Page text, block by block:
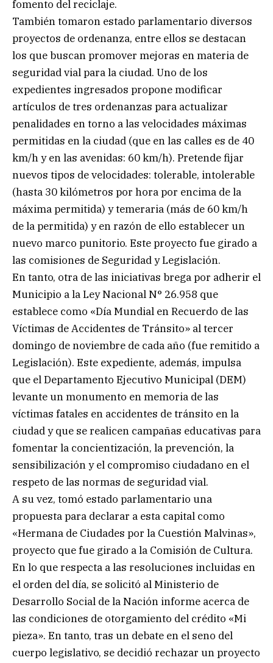
fomento del reciclaje.
También tomaron estado parlamentario diversos
proyectos de ordenanza, entre ellos se destacan
los que buscan promover mejoras en materia de
seguridad vial para la ciudad. Uno de los
expedientes ingresados propone modificar
artículos de tres ordenanzas para actualizar
penalidades en torno a las velocidades máximas
permitidas en la ciudad (que en las calles es de 40
km/h y en las avenidas: 60 km/h). Pretende fijar
nuevos tipos de velocidades: tolerable, intolerable
(hasta 30 kilómetros por hora por encima de la
máxima permitida) y temeraria (más de 60 km/h
de la permitida) y en razón de ello establecer un
nuevo marco punitorio. Este proyecto fue girado a
las comisiones de Seguridad y Legislación.
En tanto, otra de las iniciativas brega por adherir el
Municipio a la Ley Nacional N° 26.958 que
establece como «Día Mundial en Recuerdo de las
Víctimas de Accidentes de Tránsito» al tercer
domingo de noviembre de cada año (fue remitido a
Legislación). Este expediente, además, impulsa
que el Departamento Ejecutivo Municipal (DEM)
levante un monumento en memoria de las
víctimas fatales en accidentes de tránsito en la
ciudad y que se realicen campañas educativas para
fomentar la concientización, la prevención, la
sensibilización y el compromiso ciudadano en el
respeto de las normas de seguridad vial.
A su vez, tomó estado parlamentario una
propuesta para declarar a esta capital como
«Hermana de Ciudades por la Cuestión Malvinas»,
proyecto que fue girado a la Comisión de Cultura.
En lo que respecta a las resoluciones incluidas en
el orden del día, se solicitó al Ministerio de
Desarrollo Social de la Nación informe acerca de
las condiciones de otorgamiento del crédito «Mi
pieza». En tanto, tras un debate en el seno del
cuerpo legislativo, se decidió rechazar un proyecto